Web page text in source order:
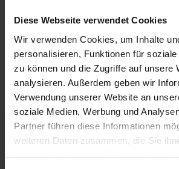
Diese Webseite verwendet Cookies
Wir verwenden Cookies, um Inhalte
personalisieren, Funktionen für
zu können und die Zugriffe auf unsere
analysieren. Außerdem geben wir
Verwendung unserer Website an
soziale Medien, Werbung und
Partner führen diese Informationen
weiteren Daten zusammen, die Sie
More information on the
theBAYERISCHE